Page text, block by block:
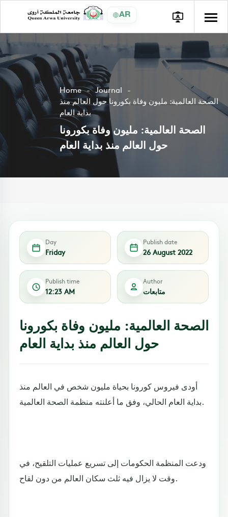
AR
Home
Journal
الصحة العالمية: مليون وفاة بكورونا حول العالم منذ
بداية العام
الصحة العالمية: مليون وفاة بكورونا
حول العالم منذ بداية العام
Day
Friday
Publish date
26 August 2022
Publish time
12:23 AM
Author
متابعات
الصحة العالمية: مليون وفاة بكورونا
حول العالم منذ بداية العام
أودى فيروس كورونا بحياة مليون شخص في العالم منذ
بداية العام الحالي، وفق ما أعلنته منظمة الصحة العالمية.
ودعت المنظمة الحكومات إلى تسريع عمليات التلقيح، في
وقت لا يزال فيه ثلث سكان العالم من دون لقاح.